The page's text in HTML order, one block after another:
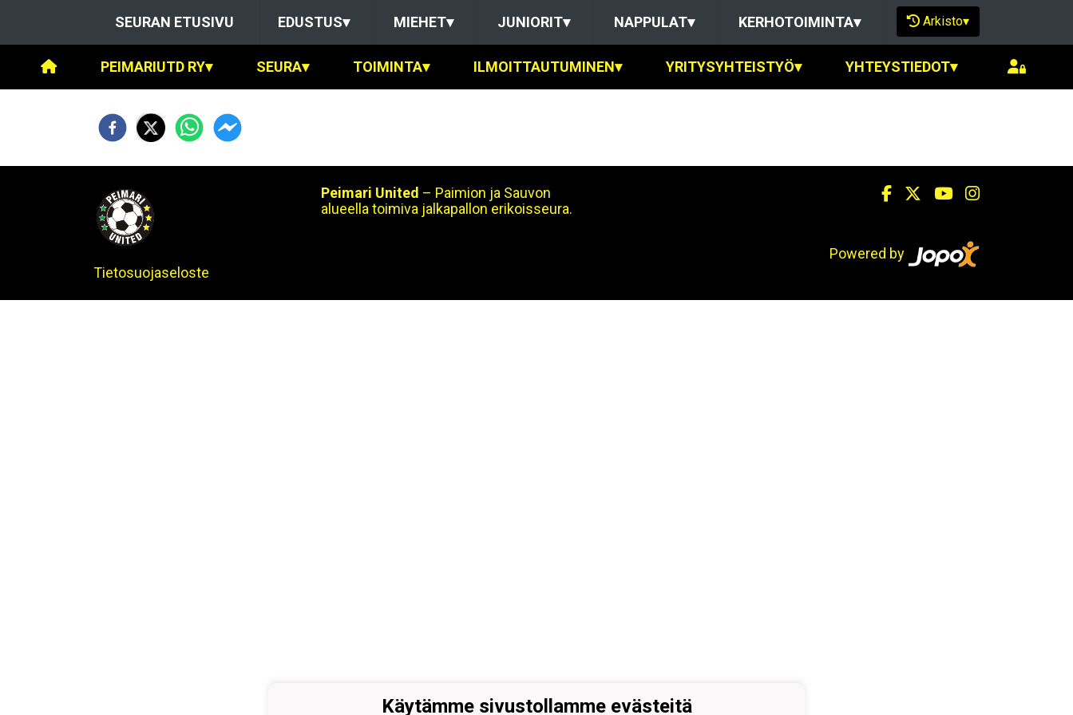
SEURAN ETUSIVU EDUSTUS▾ MIEHET▾ JUNIORIT▾ NAPPULAT▾ KERHOTOIMINTA▾ Arkisto▾
PEIMARIUTD RY▾ SEURA▾ TOIMINTA▾ ILMOITTAUTUMINEN▾ YRITYSYHTEISTYÖ▾ YHTEYSTIEDOT▾
Tietosuojaseloste
Peimari United – Paimion ja Sauvon
alueella toimiva jalkapallon erikoisseura.
Powered by
Käytämme sivustollamme evästeitä